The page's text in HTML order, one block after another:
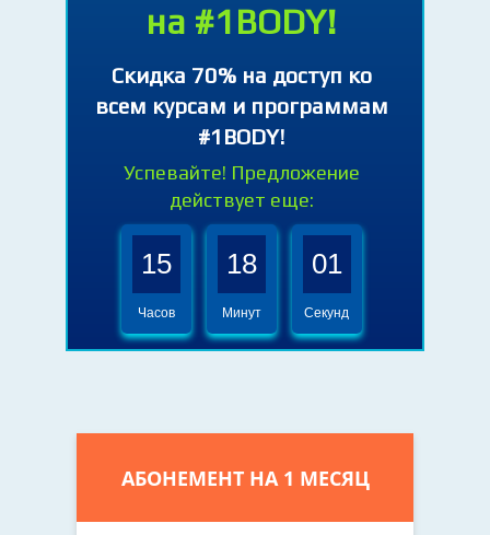
на #1BODY!
Cкидка 70% на доступ ко
всем курсам и программам
#1BODY!
Успевайте! Предложение
действует еще:
15
Часов
18
Минут
00
Секунд
АБОНЕМЕНТ НА 1 МЕСЯЦ